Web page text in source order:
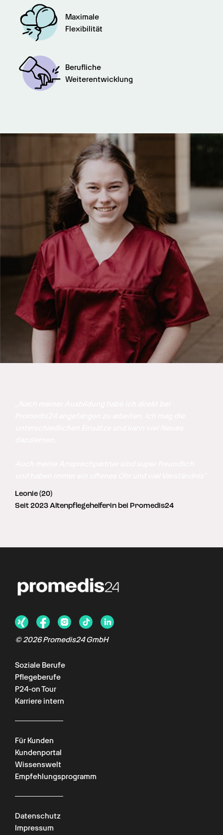
Maximale
Flexibilität
Berufliche
Weiterentwicklung
Leonie (20)
Seit 2023 Altenpflegehelferin bei Promedis24
©2026Promedis24 GmbH
Soziale Berufe
Pflegeberufe
P24-on Tour
Karriere intern
Für Kunden
Kundenportal
Wissenswelt
Empfehlungsprogramm
Datenschutz
Impressum